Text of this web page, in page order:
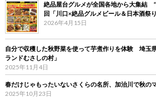
絶品屋台グルメが全国各地から大集結
回「川口×絶品グルメビール＆日本酒祭
2026年4月15日
自分で収穫した秋野菜を使って芋煮作りを体験 埼玉
ランドむさしの村」
2025年11月4日
春だけじゃもったいないさくらの名所、加治川で秋の
2025年10月23日